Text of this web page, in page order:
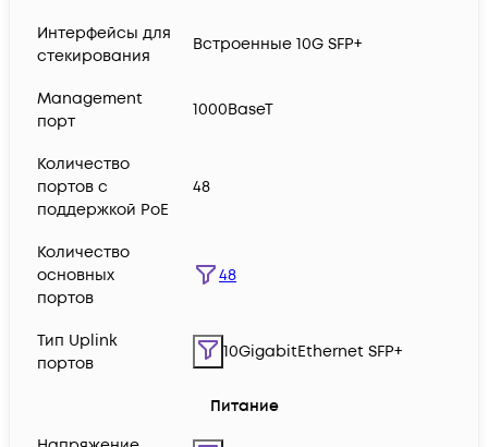
Интерфейсы для
стекирования
Встроенные 10G SFP+
Management
порт
1000BaseT
Количество
портов с
поддержкой PoE
48
Количество
основных
портов
48
Тип Uplink
портов
10GigabitEthernet SFP+
Питание